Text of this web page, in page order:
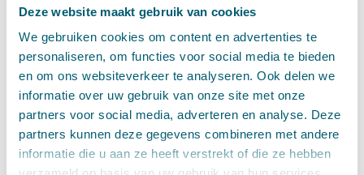
Deze website maakt gebruik van cookies
We gebruiken cookies om content en advertenties te
personaliseren, om functies voor social media te bieden
en om ons websiteverkeer te analyseren. Ook delen we
informatie over uw gebruik van onze site met onze
partners voor social media, adverteren en analyse. Deze
partners kunnen deze gegevens combineren met andere
informatie die u aan ze heeft verstrekt of die ze hebben
te maken indien zij de wens daartoe te kennen hebben
iedereen, en is sowieso beperkt tot procedures over de
toepassing van Verordening 1/2003. Bovendien hebben de
Europese Commissie en de ACM ook niet de toestemming van
de bestuursrechter nodig, om schriftelijke opmerkingen te
maken. Zij hoeven enkel aan te geven de wens daartoe te
hebben, zonder dat de bestuursrechter vervolgens de